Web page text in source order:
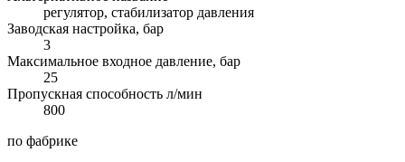
регулятор, стабилизатор давления
Заводская настройка, бар
3
Максимальное входное давление, бар
25
Пропускная способность л/мин
800
по фабрике